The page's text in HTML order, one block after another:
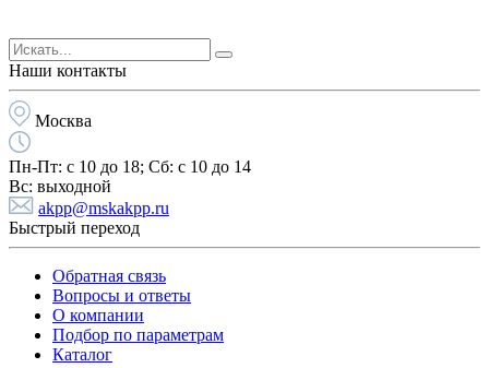
Наши контакты
Москва
Пн-Пт: с 10 до 18; Cб: с 10 до 14
Вс: выходной
akpp@mskakpp.ru
Быстрый переход
Обратная связь
Вопросы и ответы
О компании
Подбор по параметрам
Каталог